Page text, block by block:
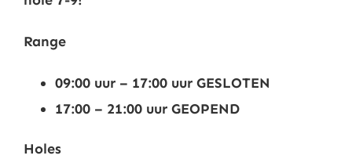
Range
09:00 uur – 17:00 uur GESLOTEN
17:00 – 21:00 uur GEOPEND
Holes